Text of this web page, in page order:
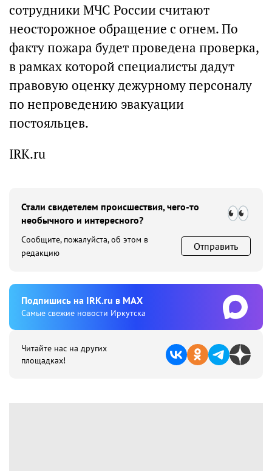
сотрудники МЧС России считают
неосторожное обращение с огнем. По
факту пожара будет проведена проверка,
в рамках которой специалисты дадут
правовую оценку дежурному персоналу
по непроведению эвакуации
постояльцев.
IRK.ru
Стали свидетелем происшествия, чего-то
необычного и интересного?
Сообщите, пожалуйста, об этом в
редакцию
Отправить
Подпишиcь на IRK.ru в MAX
Cамые свежие новости Иркутска
Читайте нас на других
площадках!